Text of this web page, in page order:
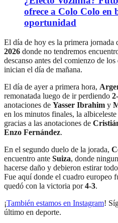
ofrece a Colo Colo en
oportunidad
El día de hoy es la primera jornada
2026 donde no tendremos
descanso antes del comienzo de los
inician el día de mañana.
El día de ayer a primera hora,
remonatada luego de ir perdiendo
anotaciones de Yasser Ibrahim y
en los minutos finales, la
gracias a las anotaciones de
Enzo Fernández.
En el segundo duelo de la jorada,
encuentro ante Suiza, donde
hacerse daño y debieron estirar
Fue aquí donde el cuadro europeo
quedó con la victoria por4-3.
¡También estamos en Instagram!
último en deporte.